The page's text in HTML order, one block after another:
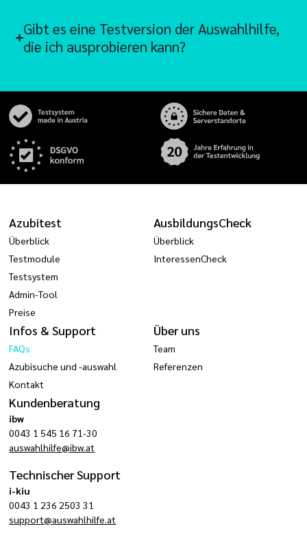
Gibt es eine Testversion der Auswahlhilfe,
die ich ausprobieren kann?
Azubitest
Überblick
Testmodule
Testsystem
Admin-Tool
Preise
AusbildungsCheck
Überblick
InteressenCheck
Infos & Support
FAQs
Azubisuche und -auswahl
Kontakt
Über uns
Team
Referenzen
Kundenberatung
ibw
0043 1 545 16 71-30
auswahlhilfe@ibw.at
Technischer Support
i-kiu
0043 1 236 2503 31
support@auswahlhilfe.at